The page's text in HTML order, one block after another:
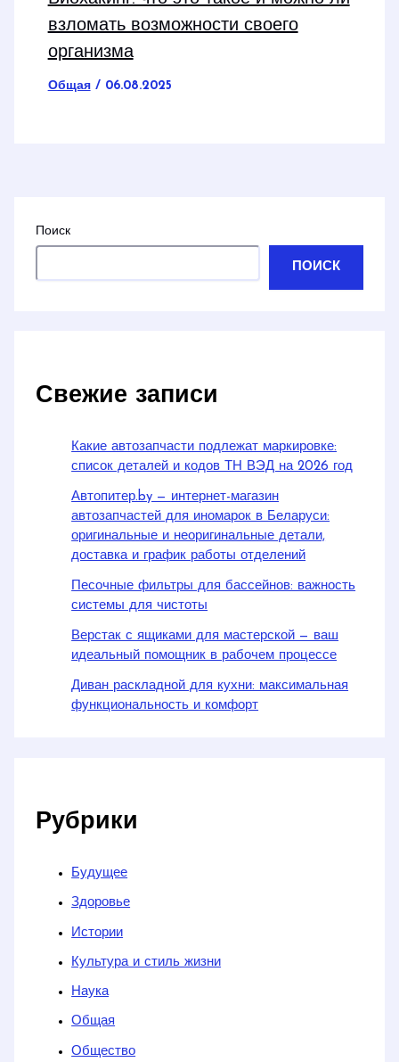
взломать возможности своего
организма
Общая/ 06.08.2025
Поиск
ПОИСК
Свежие записи
Какие автозапчасти подлежат маркировке:
список деталей и кодов ТН ВЭД на 2026 год
Автопитер.by — интернет-магазин
автозапчастей для иномарок в Беларуси:
оригинальные и неоригинальные детали,
доставка и график работы отделений
Песочные фильтры для бассейнов: важность
системы для чистоты
Верстак с ящиками для мастерской — ваш
идеальный помощник в рабочем процессе
Диван раскладной для кухни: максимальная
функциональность и комфорт
Рубрики
Будущее
Здоровье
Истории
Культура и стиль жизни
Наука
Общая
Общество